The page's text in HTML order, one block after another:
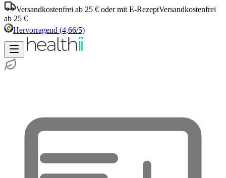
Versandkostenfrei ab 25 € oder mit E-RezeptVersandkostenfrei
ab 25 €
Hervorragend (4,66/5)